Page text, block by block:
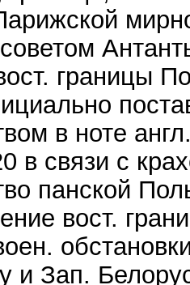
границы
в ноте
в связи с
панской
вост.
и Зап.